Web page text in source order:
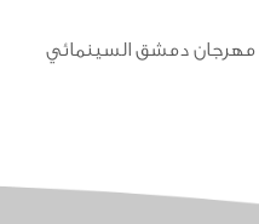
مهرجان دمشق السينمائي